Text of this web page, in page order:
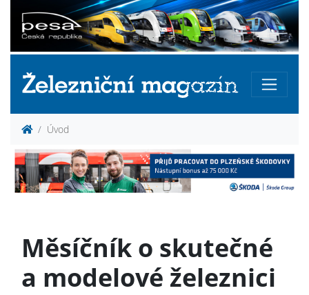
Úvod
Měsíčník o skutečné
a modelové železnici